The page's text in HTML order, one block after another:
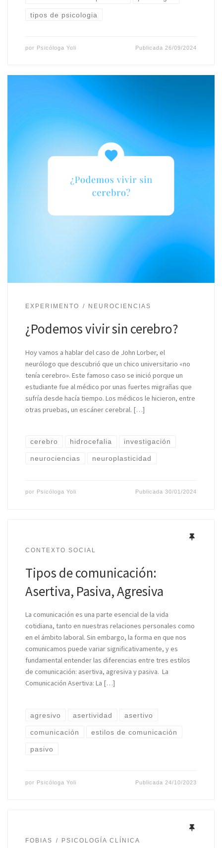
tipos de psicologia
por Psicóloga Yoli Publicada 26/09/2024
EXPERIMENTO NEUROCIENCIAS
¿Podemos vivir sin cerebro?
Hoy vamos a hablar del caso de John Lorber, el
neurólogo que descubrió que un chico universitario «no
tenía cerebro». Este famoso caso se inició porque un
estudiante fue al médico por unas fuertes migrañas que
sufría desde hacía tiempo. Los médicos le hicieron, entre
otras pruebas, un escáner cerebral. […]
cerebro hidrocefalia investigación
neurociencias neuroplasticidad
por Psicóloga Yoli Publicada30/01/2024
CONTEXTO SOCIAL
Tipos de comunicación:
Asertiva, Pasiva, Agresiva
La comunicación es una parte esencial de la vida
cotidiana, tanto en nuestras relaciones personales como
en el ámbito laboral. Sin embargo, la forma en que nos
comunicamos puede variar significativamente, y es
fundamental entender las diferencias entre tres estilos
de comunicación: asertiva, agresiva y pasiva. La
Comunicación Asertiva: La […]
agresivo asertividad asertivo
comunicación estilos de comunicación
pasivo
por Psicóloga Yoli Publicada 24/10/2023
FOBIAS PSICOLOGÍA CLÍNICA